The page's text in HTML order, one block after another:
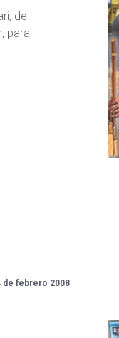
de
para
de febrero 2008